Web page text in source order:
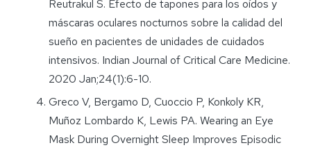
Reutrakul S. Efecto de tapones para los oídos y
máscaras oculares nocturnos sobre la calidad del
sueño en pacientes de unidades de cuidados
intensivos. Indian Journal of Critical Care Medicine.
2020 Jan;24(1):6-10.
Greco V, Bergamo D, Cuoccio P, Konkoly KR,
Muñoz Lombardo K, Lewis PA. Wearing an Eye
Mask During Overnight Sleep Improves Episodic